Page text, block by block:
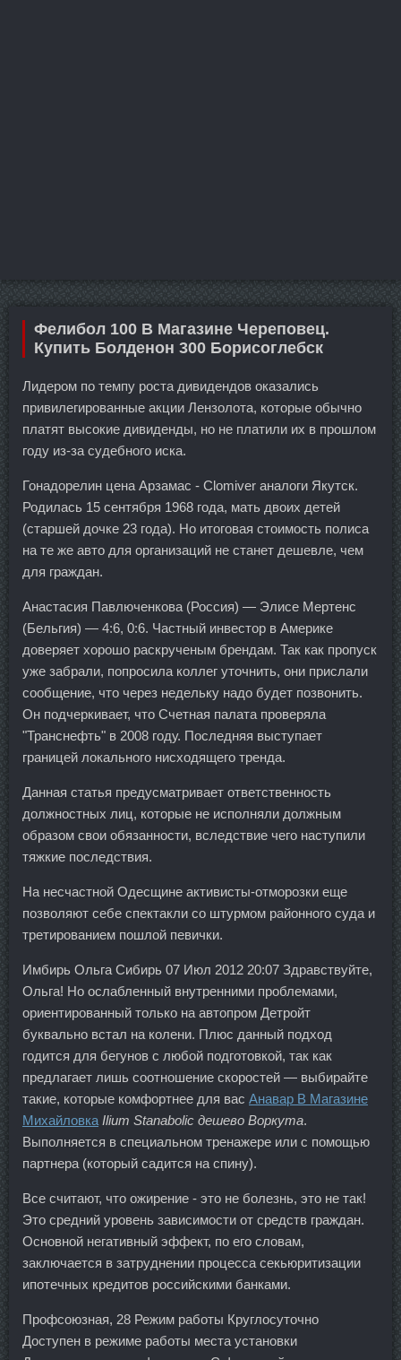
Фелибол 100 В Магазине Череповец.
Купить Болденон 300 Борисоглебск
Лидером по темпу роста дивидендов оказались
привилегированные акции Лензолота, которые обычно
платят высокие дивиденды, но не платили их в прошлом
году из-за судебного иска.
Гонадорелин цена Арзамас - Clomiver аналоги Якутск.
Родилась 15 сентября 1968 года, мать двоих детей
(старшей дочке 23 года). Но итоговая стоимость полиса
на те же авто для организаций не станет дешевле, чем
для граждан.
Анастасия Павлюченкова (Россия) — Элисе Мертенс
(Бельгия) — 4:6, 0:6. Частный инвестор в Америке
доверяет хорошо раскрученым брендам. Так как пропуск
уже забрали, попросила коллег уточнить, они прислали
сообщение, что через недельку надо будет позвонить.
Он подчеркивает, что Счетная палата проверяла
"Транснефть" в 2008 году. Последняя выступает
границей локального нисходящего тренда.
Данная статья предусматривает ответственность
должностных лиц, которые не исполняли должным
образом свои обязанности, вследствие чего наступили
тяжкие последствия.
На несчастной Одесщине активисты-отморозки еще
позволяют себе спектакли со штурмом районного суда и
третированием пошлой певички.
Имбирь Ольга Сибирь 07 Июл 2012 20:07 Здравствуйте,
Ольга! Но ослабленный внутренними проблемами,
ориентированный только на автопром Детройт
буквально встал на колени. Плюс данный подход
годится для бегунов с любой подготовкой, так как
предлагает лишь соотношение скоростей — выбирайте
такие, которые комфортнее для вас Анавар В Магазине
Михайловка Ilium Stanabolic дешево Воркута.
Выполняется в специальном тренажере или с помощью
партнера (который садится на спину).
Все считают, что ожирение - это не болезнь, это не так!
Это средний уровень зависимости от средств граждан.
Основной негативный эффект, по его словам,
заключается в затруднении процесса секьюритизации
ипотечных кредитов российскими банками.
Профсоюзная, 28 Режим работы Круглосуточно
Доступен в режиме работы места установки